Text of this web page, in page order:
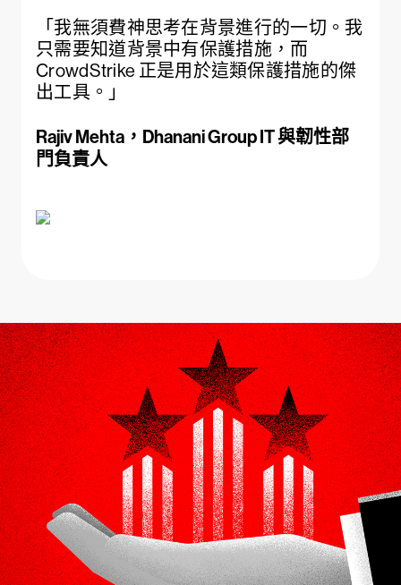
「我無須費神思考在背景進行的一切。我
只需要知道背景中有保護措施，而
CrowdStrike 正是用於這類保護措施的傑
出工具。」
Rajiv Mehta，Dhanani Group IT 與韌性部
門負責人